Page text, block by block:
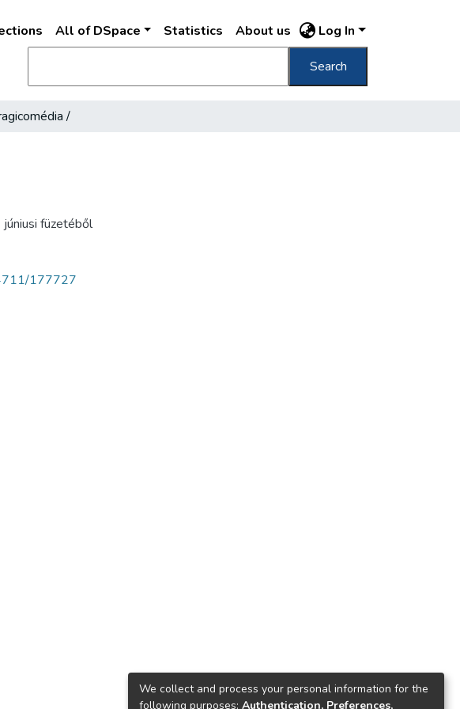
All of DSpace Statistics About us Log In
Search
/
füzetéből
177727
We collect and process your personal information for the
following purposes: Authentication, Preferences,